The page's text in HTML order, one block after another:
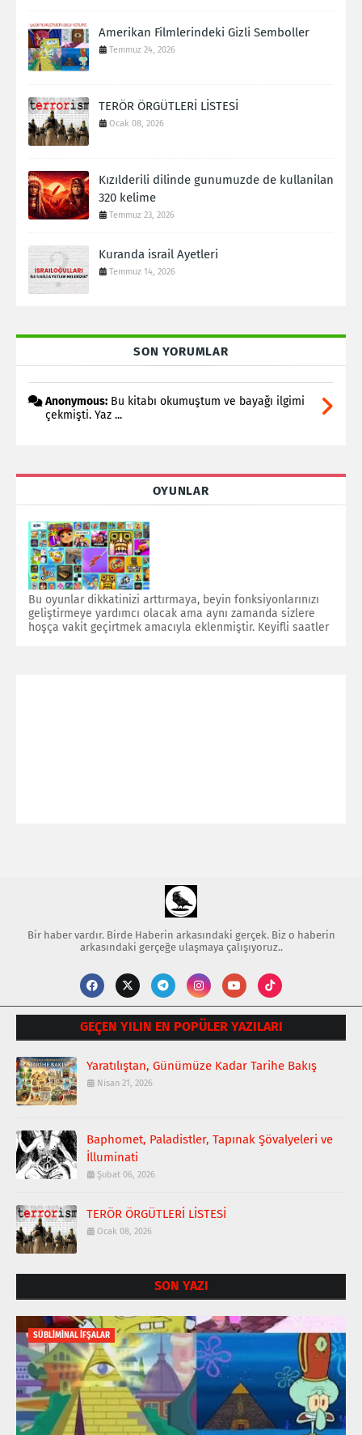
Amerikan Filmlerindeki Gizli Semboller
Temmuz 24, 2026
TERÖR ÖRGÜTLERİ LİSTESİ
Ocak 08, 2026
Kızılderili dilinde gunumuzde de kullanilan
320 kelime
Temmuz 23, 2026
Kuranda israil Ayetleri
Temmuz 14, 2026
SON YORUMLAR
Anonymous: Bu kitabı okumuştum ve bayağı ilgimi
çekmişti. Yaz ...
OYUNLAR
Bu oyunlar dikkatinizi arttırmaya, beyin fonksiyonlarınızı
geliştirmeye yardımcı olacak ama aynı zamanda sizlere
hoşça vakit geçirtmek amacıyla eklenmiştir. Keyifli saatler
Bir haber vardır. Birde Haberin arkasındaki gerçek. Biz o haberin
arkasındaki gerçeğe ulaşmaya çalışıyoruz..
GEÇEN YILIN EN POPÜLER YAZILARI
Yaratılıştan, Günümüze Kadar Tarihe Bakış
Nisan 21, 2026
Baphomet, Paladistler, Tapınak Şövalyeleri ve
İlluminati
Şubat 06, 2026
TERÖR ÖRGÜTLERİ LİSTESİ
Ocak 08, 2026
SON YAZI
SÜBLİMİNAL İFŞALAR